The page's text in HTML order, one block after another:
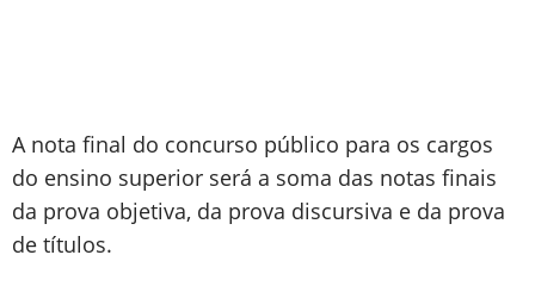
A nota final do concurso público para os cargos
do ensino superior será a soma das notas finais
da prova objetiva, da prova discursiva e da prova
de títulos.